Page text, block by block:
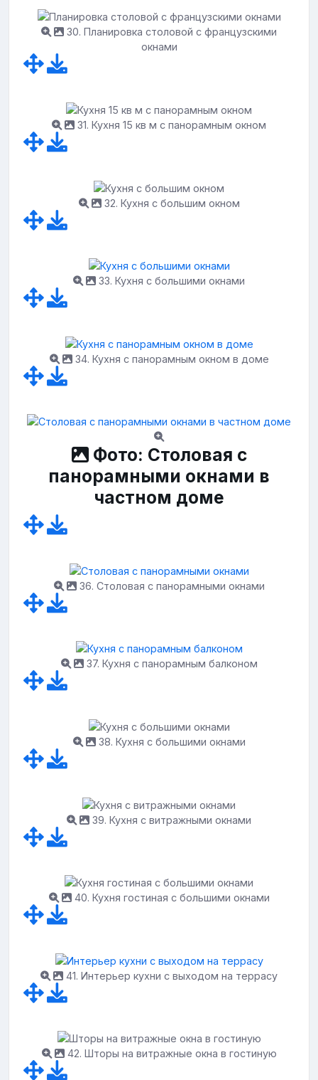
30. Планировка столовой с французскими
окнами
31. Кухня 15 кв м с панорамным окном
32. Кухня с большим окном
33. Кухня с большими окнами
34. Кухня с панорамным окном в доме
Фото: Столовая с
панорамными окнами в
частном доме
36. Столовая с панорамными окнами
37. Кухня с панорамным балконом
38. Кухня с большими окнами
39. Кухня с витражными окнами
40. Кухня гостиная с большими окнами
41. Интерьер кухни с выходом на террасу
42. Шторы на витражные окна в гостиную